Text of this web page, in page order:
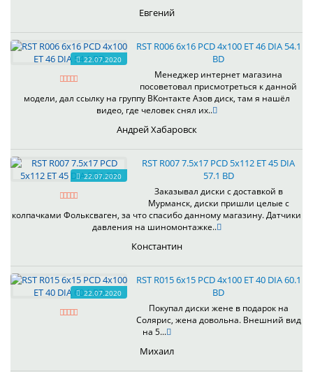
Евгений
22.07.2020
RST R006 6x16 PCD 4x100 ET 46 DIA 54.1
BD
Менеджер интернет магазина
посоветовал присмотреться к данной
модели, дал ссылку на группу ВКонтакте Азов диск, там я нашёл
видео, где человек снял их..
Андрей Хабаровск
22.07.2020
RST R007 7.5x17 PCD 5x112 ET 45 DIA
57.1 BD
Заказывал диски с доставкой в
Мурманск, диски пришли целые с
колпачками Фольксваген, за что спасибо данному магазину. Датчики
давления на шиномонтажке..
Константин
22.07.2020
RST R015 6x15 PCD 4x100 ET 40 DIA 60.1
BD
Покупал диски жене в подарок на
Солярис, жена довольна. Внешний вид
на 5...
Михаил